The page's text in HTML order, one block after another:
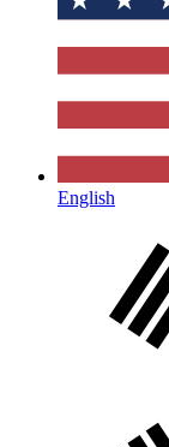
English